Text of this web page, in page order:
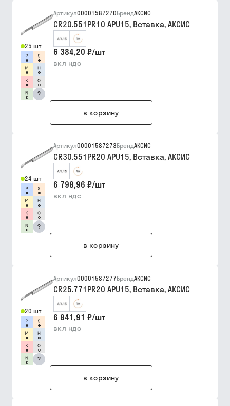
25 шт
?
Артикул00001587270БрендАКСИС
CR20.551PR10 APU15, Вставка, АКСИС
6 384,20 ₽/шт
вкл ндс
в корзину
24 шт
?
Артикул00001587273БрендАКСИС
CR30.551PR20 APU15, Вставка, АКСИС
6 798,96 ₽/шт
вкл ндс
в корзину
20 шт
?
Артикул00001587277БрендАКСИС
CR25.771PR20 APU15, Вставка, АКСИС
6 841,91 ₽/шт
вкл ндс
в корзину